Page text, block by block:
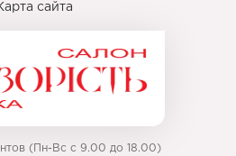
сайта
(Пн-Вс с 9.00 до 18.00)